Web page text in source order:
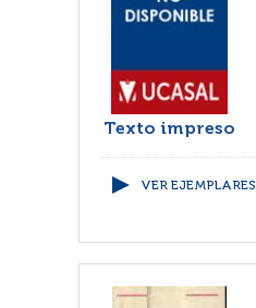
Texto impreso
VER EJEMPLARES